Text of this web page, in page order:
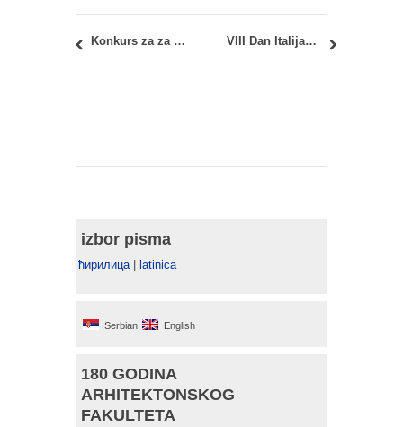
Konkurs za za najbolji naučno-istraživački i stručni rad studenata za 2023. godinu VIII Dan Italijanskog Dizajna u Beogradu
izbor pisma
ћирилица| latinica
Serbian English
180 GODINA
ARHITEKTONSKOG
FAKULTETA